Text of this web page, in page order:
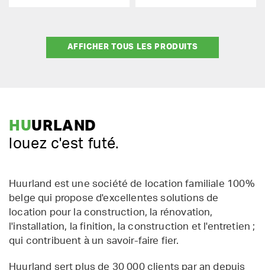
AFFICHER TOUS LES PRODUITS
HUURLAND
louez c'est futé.
Huurland est une société de location familiale 100%
belge qui propose d'excellentes solutions de
location pour la construction, la rénovation,
l'installation, la finition, la construction et l'entretien ;
qui contribuent à un savoir-faire fier.
Huurland sert plus de 30 000 clients par an depuis